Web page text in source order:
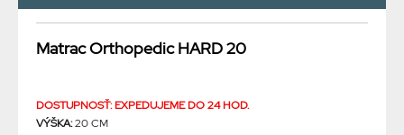
Matrac Orthopedic HARD 20
DOSTUPNOSŤ: EXPEDUJEME DO 24 HOD.
VÝŠKA:20 CM